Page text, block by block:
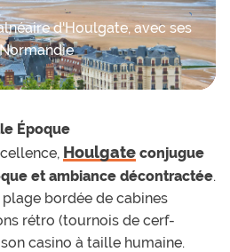
d'Houlgate, avec ses
Époque
Houlgate conjugue
et ambiance décontractée.
bordée de cabines
rétro (tournois de cerf-
casino à taille humaine.